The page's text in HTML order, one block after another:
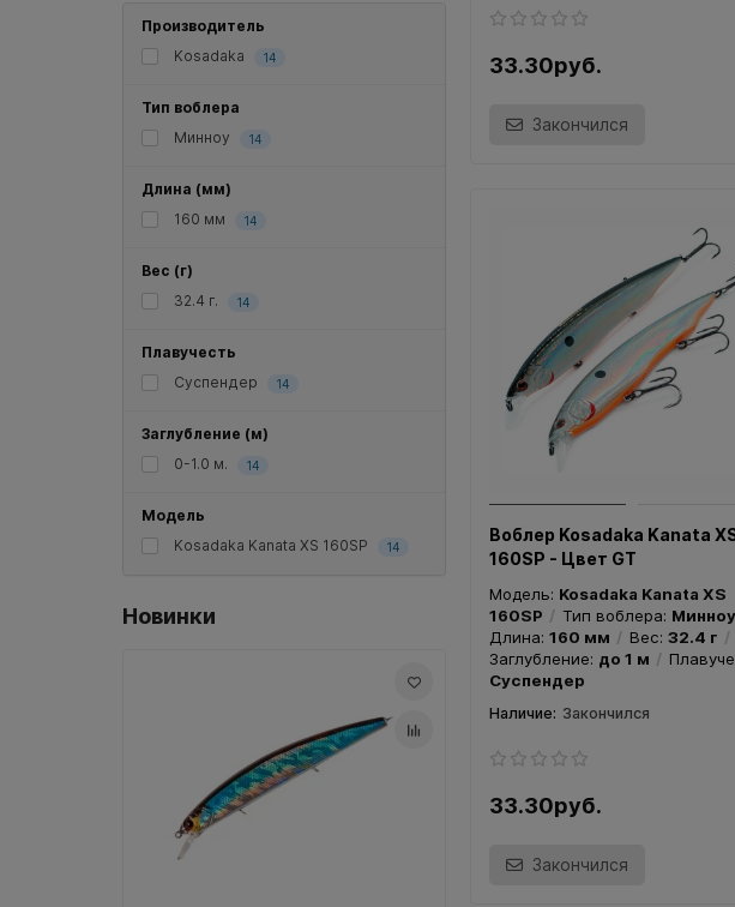
Производитель
Kosadaka
14
Тип воблера
Минноу
14
Длина (мм)
160 мм
14
Вес (г)
32.4 г.
14
Плавучесть
Суспендер
14
Заглубление (м)
0-1.0 м.
14
Модель
Kosadaka Kanata XS 160SP
14
Новинки
Воблер TsuYoki CHANCE
33.30руб.
Закончился
Воблер Kosadaka Kanata
160SP - Цвет GT
Модель: Kosadaka Kanata XS
160SP
Тип воблера: Минноу
Длина: 160 мм Вес: 32.4 г
Заглубление: до 1 м
Суспендер
Закончился
33.30руб.
Закончился